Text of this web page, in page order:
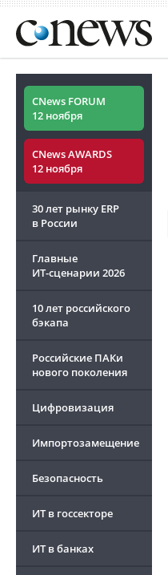
CNews FORUM
12 ноября
CNews AWARDS
12 ноября
30 лет рынку ERP
в России
Главные
ИТ-сценарии 2026
10 лет российского
бэкапа
Российские ПАКи
нового поколения
Цифровизация
Импортозамещение
Безопасность
ИТ в госсекторе
ИТ в банках